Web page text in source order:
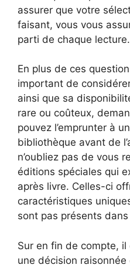
assurer que votre
faisant, vous vous
parti de chaque lecture.
En plus de ces
important de
ainsi que sa
rare ou coûteux,
pouvez l’emprunter à
bibliothèque avant de
n’oubliez pas de vous
éditions spéciales qui
après livre. Celles-ci
caractéristiques
sont pas présents
Sur en fin de compte,
une décision